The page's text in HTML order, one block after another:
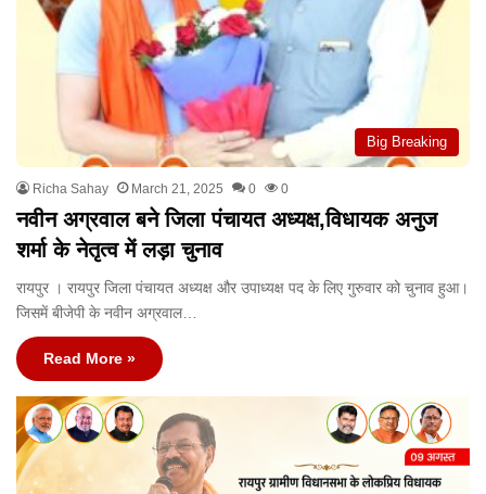
Big Breaking
Richa Sahay March 21, 2025 0 0
नवीन अग्रवाल बने जिला पंचायत अध्यक्ष,विधायक अनुज
शर्मा के नेतृत्व में लड़ा चुनाव
रायपुर । रायपुर जिला पंचायत अध्यक्ष और उपाध्यक्ष पद के लिए गुरुवार को चुनाव हुआ।
जिसमें बीजेपी के नवीन अग्रवाल…
Read More »